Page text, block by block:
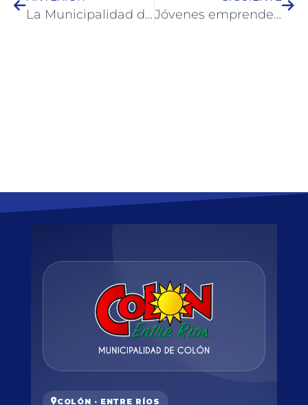
La Municipalidad de Colón trabaja en la puesta en valor de la zona portuaria Jóvenes emprendedores de Colón gestionan junto al Municipio créditos para expandirse
COLÓN · ENTRE RÍOS